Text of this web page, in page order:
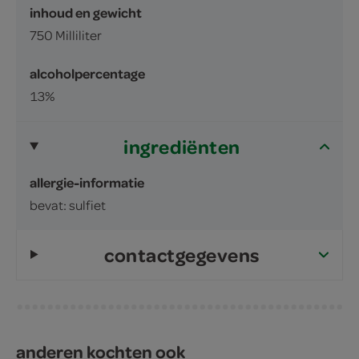
inhoud en gewicht
750 Milliliter
alcoholpercentage
13%
ingrediënten
allergie-informatie
bevat: sulfiet
contactgegevens
anderen kochten ook